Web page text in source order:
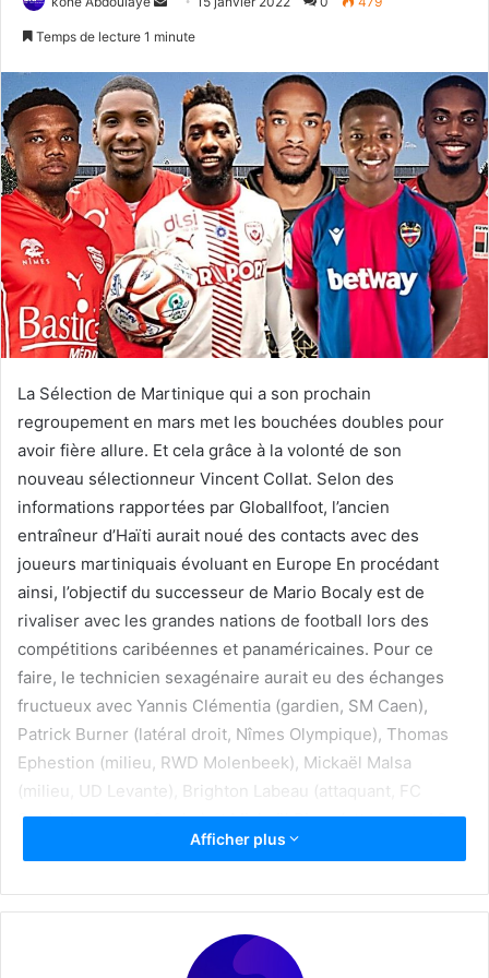
r
u
c
o
u
r
r
e
l
Temps de lecture 1 minute
La Sélection de Martinique qui a son prochain
regroupement en mars met les bouchées doubles pour
avoir fière allure. Et cela grâce à la volonté de son
nouveau sélectionneur Vincent Collat. Selon des
informations rapportées par Globallfoot, l’ancien
entraîneur d’Haïti aurait noué des contacts avec des
joueurs martiniquais évoluant en Europe En procédant
ainsi, l’objectif du successeur de Mario Bocaly est de
rivaliser avec les grandes nations de football lors des
compétitions caribéennes et panaméricaines. Pour ce
faire, le technicien sexagénaire aurait eu des échanges
fructueux avec Yannis Clémentia (gardien, SM Caen),
Patrick Burner (latéral droit, Nîmes Olympique), Thomas
Ephestion (milieu, RWD Molenbeek), Mickaël Malsa
(milieu, UD Levante), Brighton Labeau (attaquant, FC
Stade-Lausanne-Ouchy) et Mickaël Biron (attaquant, AS
Nancy Lorraine). A en croire nos confrères, lors de ces
Afficher plus